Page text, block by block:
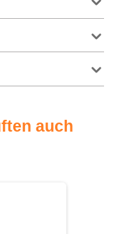
auch